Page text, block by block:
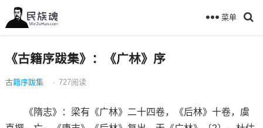
菜单
《古籍序跋集》：《广林》序
古籍序跋集 · 727阅读
《隋志》：梁有《广林》二十四卷，《后林》十卷，虞